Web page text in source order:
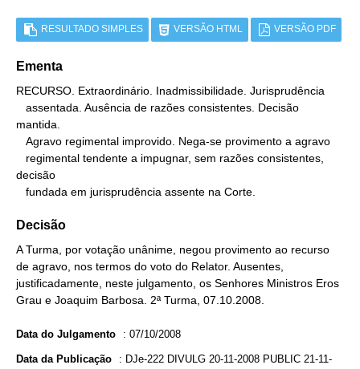
RESULTADO SIMPLES VERSÃO HTML VERSÃO PDF
Ementa
RECURSO. Extraordinário. Inadmissibilidade. Jurisprudência
mantida.
decisão
   fundada em jurisprudência assente na Corte.
Decisão
A Turma, por votação unânime, negou provimento ao recurso
de agravo, nos termos do voto do Relator. Ausentes,
justificadamente, neste julgamento, os Senhores Ministros Eros
Grau e Joaquim Barbosa. 2ª Turma, 07.10.2008.
Data do Julgamento : 07/10/2008
Data da Publicação : DJe-222 DIVULG 20-11-2008 PUBLIC 21-11-